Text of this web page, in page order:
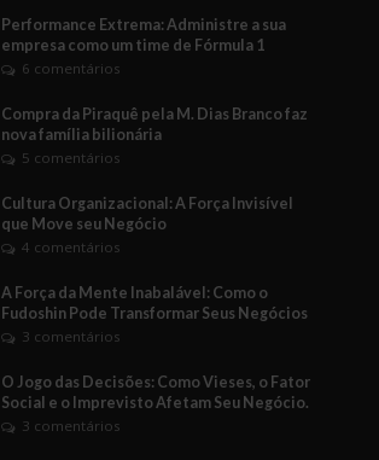
Performance Extrema: Administre a sua
empresa como um time de Fórmula 1
6 comentários
Compra da Piraquê pela M. Dias Branco faz
nova família bilionária
5 comentários
Cultura Organizacional: A Força Invisível
que Move seu Negócio
4 comentários
A Força da Mente Inabalável: Como o
Fudoshin Pode Transformar Seus Negócios
3 comentários
O Jogo das Decisões: Como Vieses, o Fator
Social e o Imprevisto Afetam Seu Negócio.
3 comentários